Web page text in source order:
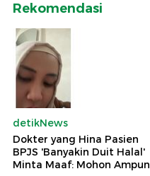
Rekomendasi
detikNews
Dokter yang Hina Pasien
BPJS 'Banyakin Duit Halal'
Minta Maaf: Mohon Ampun